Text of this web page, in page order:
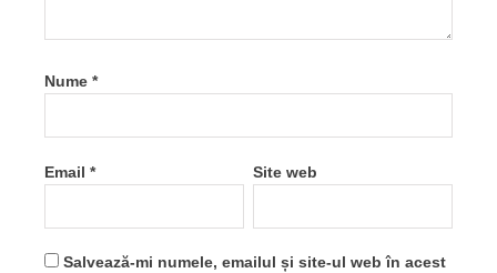
Nume *
Email * Site web
Salvează-mi numele, emailul și site-ul web în acest